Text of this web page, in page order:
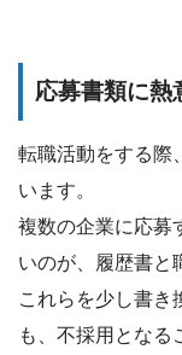
応募書類に熱
転職活動をする際
います。
複数の企業に応募
いのが、履歴書と
これらを少し書き
も、不採用となる